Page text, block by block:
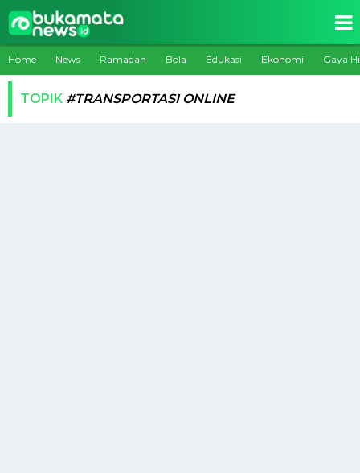
Home News Ramadan Bola Edukasi Ekonomi Gaya
TOPIK #TRANSPORTASI ONLINE